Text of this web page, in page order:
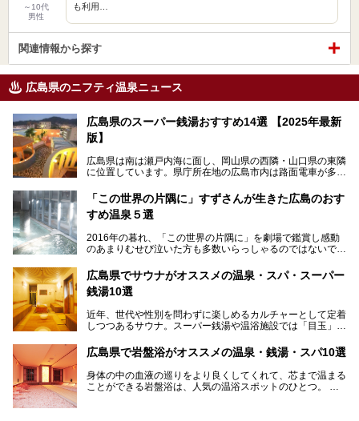
～10代
男性
も利用…
関連情報から探す
広島県のニフティ温泉ニュース
広島県のスーパー銭湯おすすめ14選 【2025年最新
版】
広島県は南は瀬戸内海に面し、岡山県の西隣・山口県の東隣
に位置しています。県庁所在地の広島市内は路面電車が多数
厳島神社と原爆ドームの2つの世界文化遺産があり、年間を
通して多数の観光客が訪れます。工業都市として栄えた呉市
や、坂の町・尾道市など、ゆっくり訪れたい町や観光スポッ
モン、全国にファンが多い広島風お好み焼きなどのグルメも
充実。
銭湯をご紹介します。
「この世界の片隅に」すずさんが生きた広島のおす
すめ温泉５選
2016年の暮れ、「この世界の片隅に」を劇場で鑑賞し感動
のあまりむせび泣いた方も多数いらっしゃるのではないでし
あの夏のヒロシマを生きた主人公すずさんの笑顔が、今もど
こかに輝きつづけていることをふと思い浮かべます。
そんな映画の舞台となった広島県呉市を中心に、広島のおす
広島県でサウナがオススメの温泉・スパ・スーパー
銭湯10選
近年、世代や性別を問わずに楽しめるカルチャーとして定着
しつつあるサウナ。スーパー銭湯や温浴施設では「目玉」と
わりと身体の内部を温めて発汗を促すサウナは、リフレッシ
ュ効果はもちろん、代謝が高まり健康や美容にも良い影響が
期待されます。今回はそんなサウナにこだわった、広島県内
のオススメ温泉・銭湯・スパ10ヶ所を紹介させていただき
ます。
広島県で岩盤浴がオススメの温泉・銭湯・スパ10選
身体の中の血液の巡りをより良くしてくれて、芯まで温まる
ことができる岩盤浴は、人気の温浴スポットのひとつ。